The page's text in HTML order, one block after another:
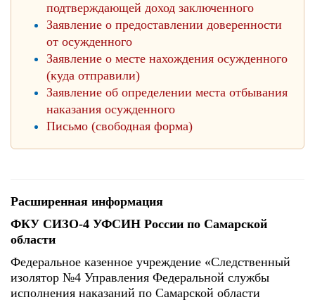
подтверждающей доход заключенного
Заявление о предоставлении доверенности
от осужденного
Заявление о месте нахождения осужденного
(куда отправили)
Заявление об определении места отбывания
наказания осужденного
Письмо (свободная форма)
Расширенная информация
ФКУ СИЗО-4 УФСИН России по Самарской
области
Федеральное казенное учреждение «Следственный
изолятор №4 Управления Федеральной службы
исполнения наказаний по Самарской области